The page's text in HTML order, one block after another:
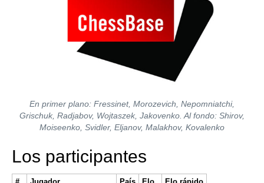
En primer plano: Fressinet, Morozevich, Nepomniatchi,
Grischuk, Radjabov, Wojtaszek, Jakovenko. Al fondo: Shirov,
Moiseenko, Svidler, Eljanov, Malakhov, Kovalenko
Los participantes